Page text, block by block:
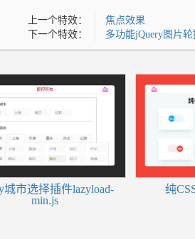
上一个特效：
焦点效果
下一个特效：
多功能jQuery图片轮
城市选择插件lazyload-
min.js
纯